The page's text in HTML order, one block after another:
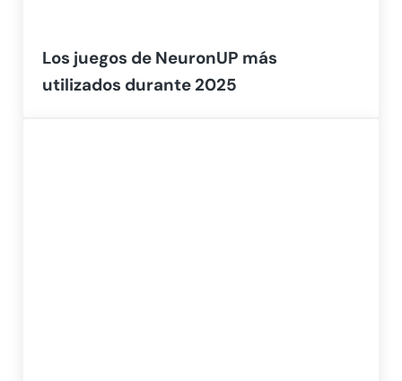
Los juegos de NeuronUP más
utilizados durante 2025